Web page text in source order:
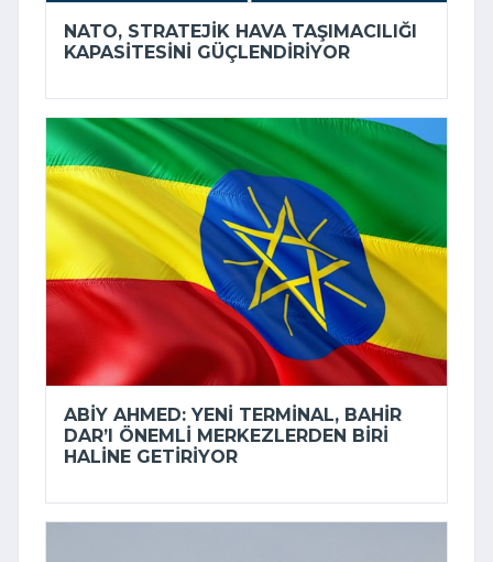
NATO, STRATEJIK HAVA TAŞIMACILIĞI
KAPASITESINI GÜÇLENDIRIYOR
ABIY AHMED: YENI TERMINAL, BAHIR
DAR’I ÖNEMLI MERKEZLERDEN BIRI
HALINE GETIRIYOR